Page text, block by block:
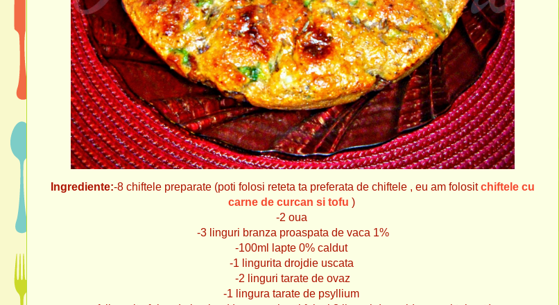
Ingrediente:-8 chiftele preparate (poti folosi reteta ta preferata de chiftele , eu am folositchiftele cu
carne de curcan si tofu )
-2 oua
-3 linguri branza proaspata de vaca 1%
-100ml lapte 0% caldut
-1 lingurita drojdie uscata
-2 linguri tarate de ovaz
-1 lingura tarate de psyllium